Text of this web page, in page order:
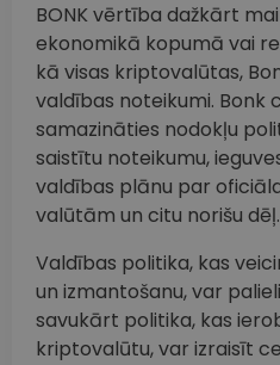
BONK vērtība dažkārt
ekonomikā kopumā vai
kā visas kriptovalūtas,
valdības noteikumi. Bonk
samazināties nodokļu
saistītu noteikumu,
valdības plānu par
valūtām un citu norišu dēļ.
Valdības politika, kas
un izmantošanu, var
savukārt politika, kas
kriptovalūtu, var izraisīt